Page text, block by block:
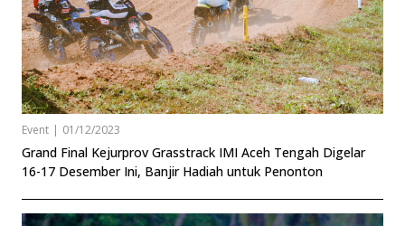
Event 01/12/2023
Grand Final Kejurprov Grasstrack IMI Aceh Tengah Digelar
16-17 Desember Ini, Banjir Hadiah untuk Penonton